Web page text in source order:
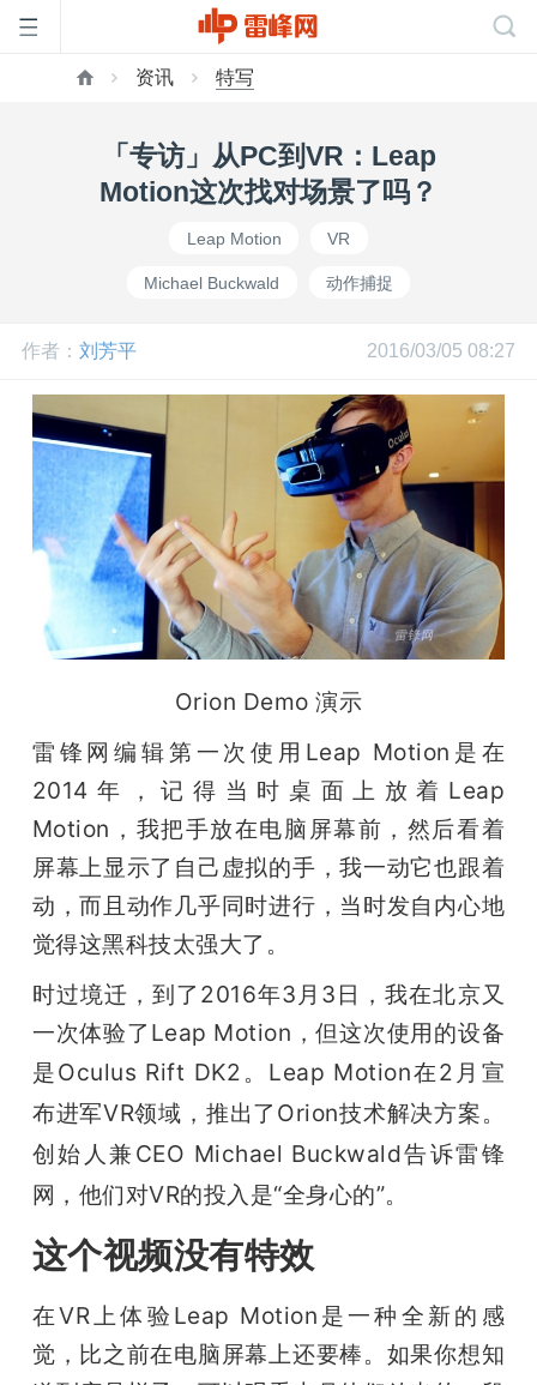
网
公
开
动
中
心
专
题
爱
搞
机
资讯 特写
「专访」从PC到VR：Leap
Motion这次找对场景了吗？
Leap Motion VR
Michael Buckwald 动作捕捉
作者： 刘芳平 2016/03/05 08:27
Orion Demo 演示
雷锋网编辑第一次使用Leap Motion是在
2014年，记得当时桌面上放着Leap
Motion，我把手放在电脑屏幕前，然后看着
屏幕上显示了自己虚拟的手，我一动它也跟着
动，而且动作几乎同时进行，当时发自内心地
觉得这黑科技太强大了。
时过境迁，到了2016年3月3日，我在北京又
一次体验了Leap Motion，但这次使用的设备
是Oculus Rift DK2。 Leap Motion在2月宣
布进军VR领域，推出了Orion技术解决方案。
创始人兼CEO Michael Buckwald告诉雷锋
网，他们对VR的投入是“全身心的”。
这个视频没有特效
在VR上体验Leap Motion是一种全新的感
觉，比之前在电脑屏幕上还要棒。如果你想知